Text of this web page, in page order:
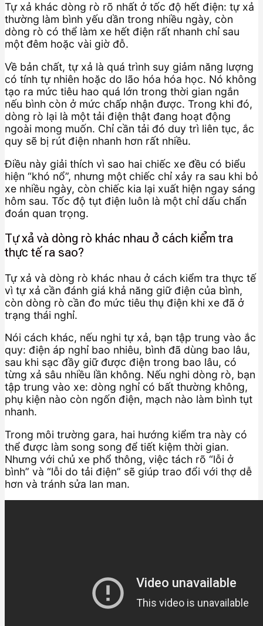
Tự xả khác dòng rò rõ nhất ở tốc độ hết điện: tự xả
thường làm bình yếu dần trong nhiều ngày, còn
dòng rò có thể làm xe hết điện rất nhanh chỉ sau
một đêm hoặc vài giờ đỗ.
Về bản chất, tự xả là quá trình suy giảm năng lượng
có tính tự nhiên hoặc do lão hóa hóa học. Nó không
tạo ra mức tiêu hao quá lớn trong thời gian ngắn
nếu bình còn ở mức chấp nhận được. Trong khi đó,
dòng rò lại là một tải điện thật đang hoạt động
ngoài mong muốn. Chỉ cần tải đó duy trì liên tục, ắc
quy sẽ bị rút điện nhanh hơn rất nhiều.
Điều này giải thích vì sao hai chiếc xe đều có biểu
hiện “khó nổ”, nhưng một chiếc chỉ xảy ra sau khi bỏ
xe nhiều ngày, còn chiếc kia lại xuất hiện ngay sáng
hôm sau. Tốc độ tụt điện luôn là một chỉ dấu chẩn
đoán quan trọng.
Tự xả và dòng rò khác nhau ở cách kiểm tra
thực tế ra sao?
Tự xả và dòng rò khác nhau ở cách kiểm tra thực tế
vì tự xả cần đánh giá khả năng giữ điện của bình,
còn dòng rò cần đo mức tiêu thụ điện khi xe đã ở
trạng thái nghỉ.
Nói cách khác, nếu nghi tự xả, bạn tập trung vào ắc
quy: điện áp nghỉ bao nhiêu, bình đã dùng bao lâu,
sau khi sạc đầy giữ được điện trong bao lâu, có
từng xả sâu nhiều lần không. Nếu nghi dòng rò, bạn
tập trung vào xe: dòng nghỉ có bất thường không,
phụ kiện nào còn ngốn điện, mạch nào làm bình tụt
nhanh.
Trong môi trường gara, hai hướng kiểm tra này có
thể được làm song song để tiết kiệm thời gian.
Nhưng với chủ xe phổ thông, việc tách rõ “lỗi ở
bình” và “lỗi do tải điện” sẽ giúp trao đổi với thợ dễ
hơn và tránh sửa lan man.